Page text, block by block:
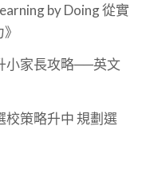
by Doing 從實
小家長攻略──英文
校策略升中 規劃選